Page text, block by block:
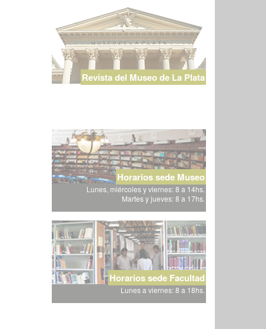
Revista del Museo de La Plata
Horarios sede Museo
Lunes, miércoles y viernes: 8 a 14hs.
Martes y jueves: 8 a 17hs.
Horarios sede Facultad
Lunes a viernes: 8 a 18hs.